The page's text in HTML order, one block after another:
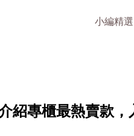
小編精選
紹專櫃最熱賣款，